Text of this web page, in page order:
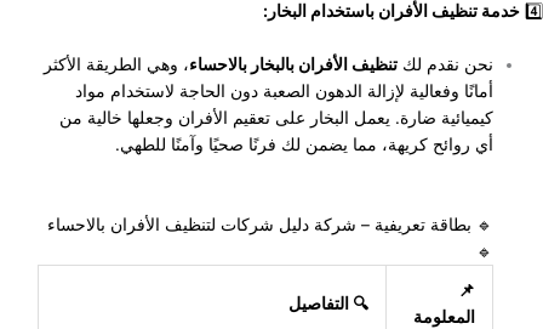
4️⃣ خدمة تنظيف الأفران باستخدام البخار:
نحن نقدم لكتنظيف الأفران بالبخار بالاحساء، وهي الطريقة الأكثر
أمانًا وفعالية لإزالة الدهون الصعبة دون الحاجة لاستخدام مواد
كيميائية ضارة. يعمل البخار على تعقيم الأفران وجعلها خالية من
أي روائح كريهة، مما يضمن لك فرنًا صحيًا وآمنًا للطهي.
🔹 بطاقة تعريفية – شركة دليل شركات لتنظيف الأفران بالاحساء
🔹
📌
المعلومة
🔍 التفاصيل